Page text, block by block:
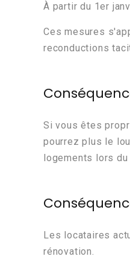
À partir du 1er
Ces mesures
reconductions
Si vous êtes
pourrez plus le
logements lors
Les locataires
rénovation.